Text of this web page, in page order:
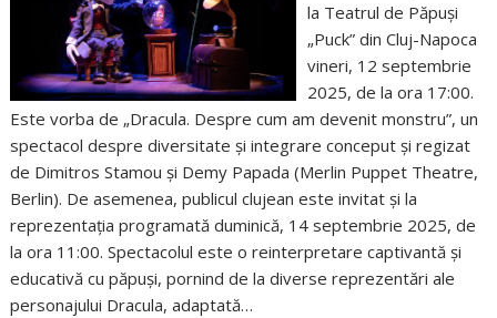
la Teatrul de Păpuși
„Puck” din Cluj-Napoca
vineri, 12 septembrie
2025, de la ora 17:00.
Este vorba de „Dracula. Despre cum am devenit monstru”, un
spectacol despre diversitate și integrare conceput și regizat
de Dimitros Stamou și Demy Papada (Merlin Puppet Theatre,
Berlin). De asemenea, publicul clujean este invitat și la
reprezentația programată duminică, 14 septembrie 2025, de
la ora 11:00. Spectacolul este o reinterpretare captivantă și
educativă cu păpuși, pornind de la diverse reprezentări ale
personajului Dracula, adaptată…